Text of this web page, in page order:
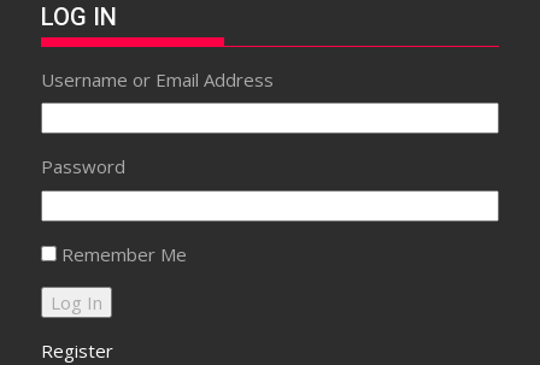
LOG IN
Username or Email Address
Password
Remember Me
Register